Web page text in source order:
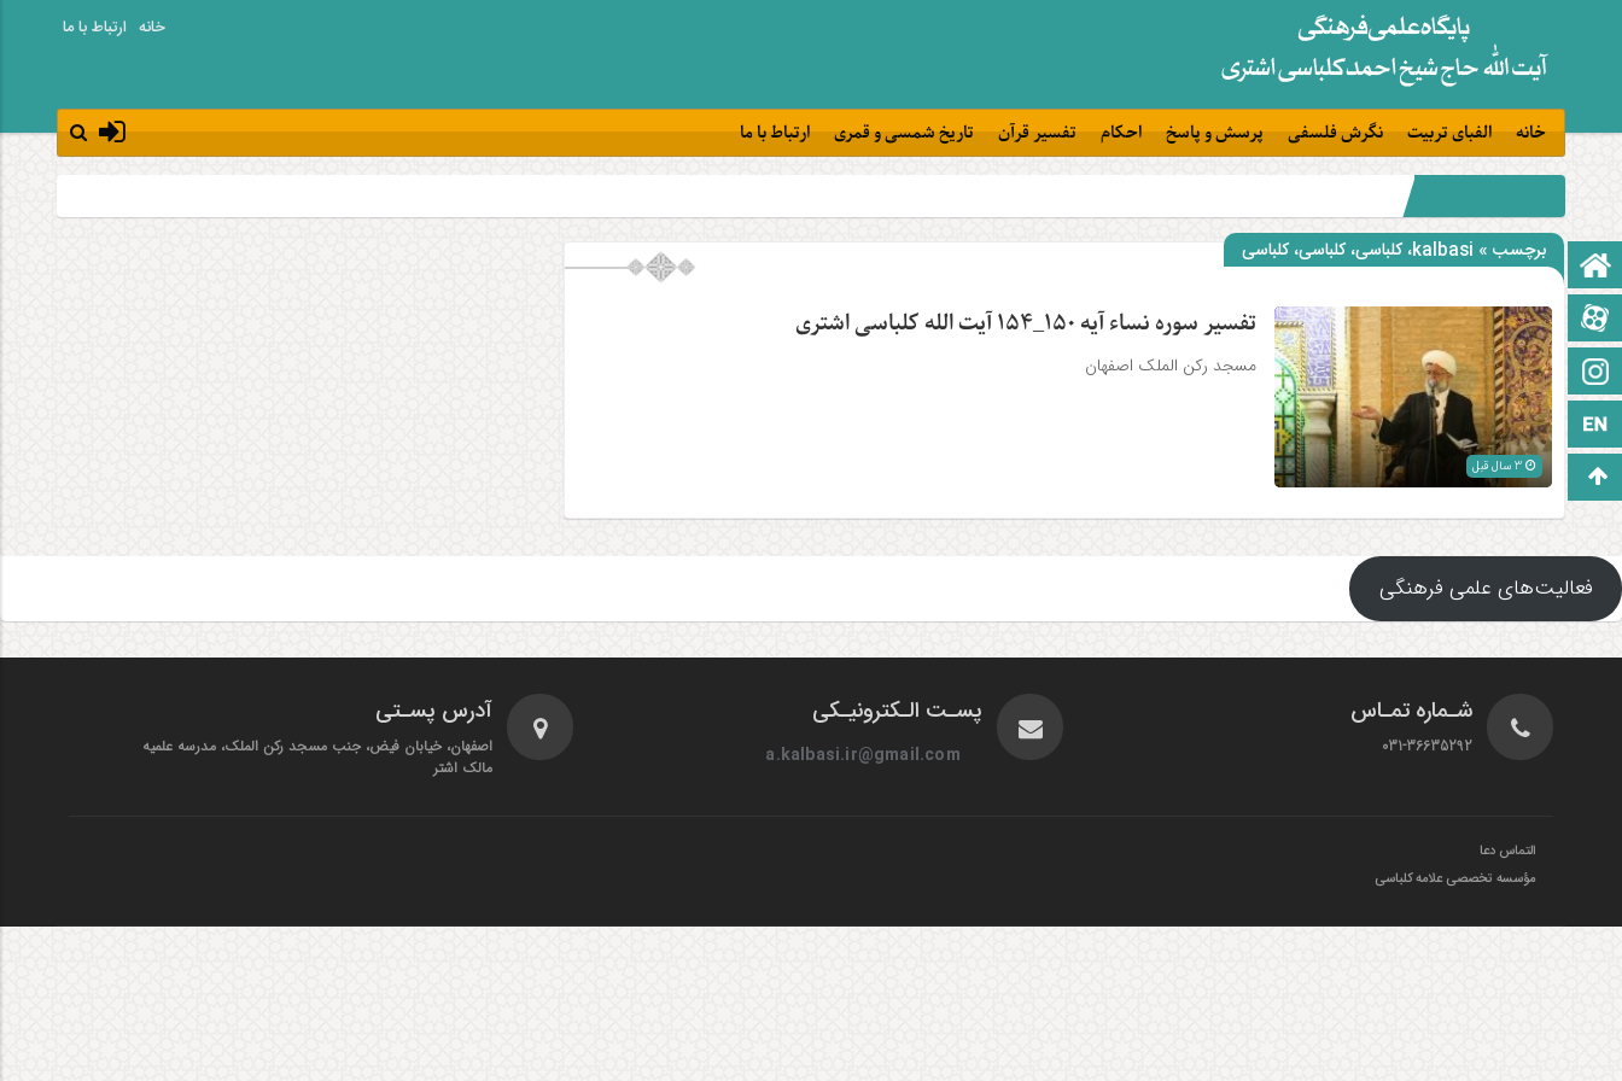
خانه ارتباط با ما
خانه الفبای تربیت نگرش فلسفی پرسش و پاسخ احکام تفسیر قرآن تاریخ شمسی و قمری ارتباط با ما
صفحه نخست
آپارات
اینستاگرام
زبان انگلیسی
برو بالا
برچسب » kalbasi، کلباسی، کلباسی، کلباسی
تفسیر سوره نساء آیه ۱۵۰_۱۵۴ آیت الله کلباسی اشتری
مسجد رکن الملک اصفهان
فعالیت‌های علمی فرهنگی
شـماره تمـاس
031-36635292
پسـت الـکترونیـکی
a.kalbasi.ir@gmail.com
آدرس پسـتی
اصفهان، خیابان فیض، جنب مسجد رکن الملک، مدرسه علمیه
مالک اشتر
التماس دعا
مؤسسه تخصصی علامه کلباسی